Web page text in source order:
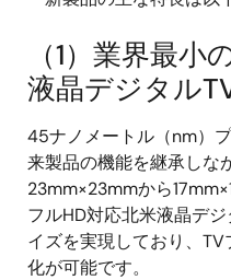
（1）業界最
液晶デジタル
45ナノメートル（nm）
来製品の機能を継承しな
23mm×23mmから
フルHD対応北米液晶デ
イズを実現しており、
化が可能です。